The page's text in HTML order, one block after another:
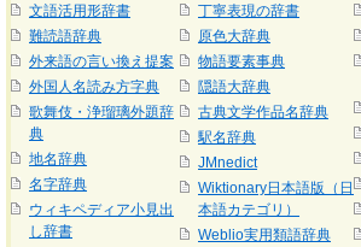
文語活用形辞書
難読語辞典
外来語の言い換え提案
外国人名読み方字典
歌舞伎・浄瑠璃外題辞
典
地名辞典
名字辞典
ウィキペディア小見出
し辞書
丁寧表現の辞書
原色大辞典
物語要素事典
隠語大辞典
古典文学作品名辞典
駅名辞典
JMnedict
Wiktionary日本語版（日
本語カテゴリ）
Weblio実用類語辞典